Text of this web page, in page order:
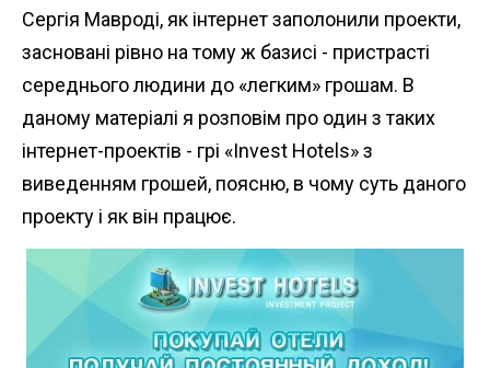
Сергія Мавроді, як інтернет заполонили проекти,
засновані рівно на тому ж базисі - пристрасті
середнього людини до «легким» грошам. В
даному матеріалі я розповім про один з таких
інтернет-проектів - грі «Invest Hotels» з
виведенням грошей, поясню, в чому суть даного
проекту і як він працює.